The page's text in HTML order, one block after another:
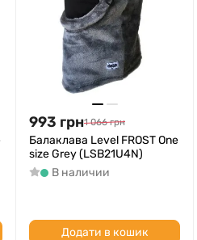
993 грн1 066 грн
Балаклава Level FROST One
size Grey (LSB21U4N)
В наличии
Додати в кошик